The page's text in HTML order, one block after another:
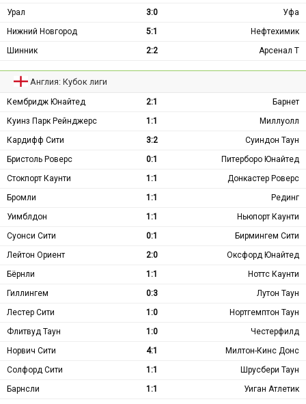
Урал
3:0
Уфа
Нижний Новгород
5:1
Нефтехимик
Шинник
2:2 Арсенал Т
Англия: Кубок лиги
Кембридж Юнайтед 2:1
Барнет
Куинз Парк Рейнджерс
1:1
Миллуолл
Кардифф Сити
3:2
Суиндон Таун
Бристоль Роверс
0:1
Питерборо Юнайтед
Стокпорт Каунти
1:1
Донкастер Роверс
Бромли
1:1
Рединг
Уимблдон
1:1
Ньюпорт Каунти
Суонси Сити
0:1
Бирмингем Сити
Лейтон Ориент
2:0
Оксфорд Юнайтед
Бёрнли
1:1
Ноттс Каунти
Гиллингем
0:3
Лутон Таун
Лестер Сити
1:0
Нортгемптон Таун
Флитвуд Таун
1:0
Честерфилд
Норвич Сити
4:1
Милтон-Кинс Донс
Солфорд Сити
1:1
Шрусбери Таун
Барнсли
1:1
Уиган Атлетик